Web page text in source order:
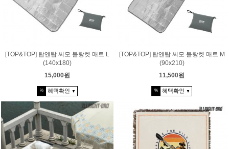
[TOP&TOP] 탑앤탑 써모 블랑켓 매트 L
(140x180)
15,000원
% 혜택확인 ▼
[TOP&TOP] 탑앤탑 써모 블랑켓 매트 M
(90x210)
11,500원
% 혜택확인 ▼